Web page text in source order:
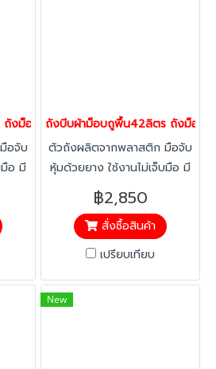
งม็อบ ถังถูพื้น ถังม็อปติดล้อ ถังทำความส
อจับ
มือ มี
ต้อง
ถังบีบผ้าม็อบถูพื้น42ลิตร ถังม็อบ
ตัวถังผลิตจากพลาสติก มือจับ
หุ้มด้วยยาง ใช้งานไม่เจ็บมือ มี
คันโยกบีบผ้าม็อปให้แห้ง ไม่ต้อง
ใช้มือบีบ
฿2,850
สั่งซื้อสินค้า
เปรียบเทียบ
New